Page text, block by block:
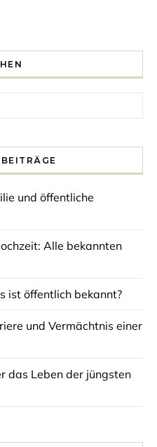
und öffentliche
Alle bekannten
ist öffentlich bekannt?
und Vermächtnis einer
das Leben der jüngsten